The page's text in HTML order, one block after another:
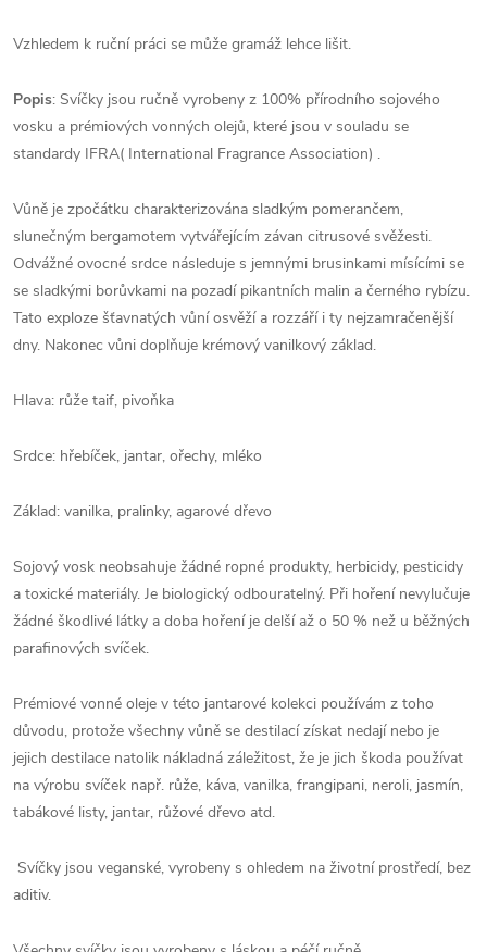
Vzhledem k ruční práci se může gramáž lehce lišit.
Popis: Svíčky jsou ručně vyrobeny z 100% přírodního sojového
vosku a prémiových vonných olejů, které jsou v souladu se
standardy IFRA( International Fragrance Association) .
Vůně je zpočátku charakterizována sladkým pomerančem,
slunečným bergamotem vytvářejícím závan citrusové svěžesti.
Odvážné ovocné srdce následuje s jemnými brusinkami mísícími se
se sladkými borůvkami na pozadí pikantních malin a černého rybízu.
Tato exploze šťavnatých vůní osvěží a rozzáří i ty nejzamračenější
dny. Nakonec vůni doplňuje krémový vanilkový základ.
Hlava: růže taif, pivoňka
Srdce: hřebíček, jantar, ořechy, mléko
Základ: vanilka, pralinky, agarové dřevo
Sojový vosk neobsahuje žádné ropné produkty, herbicidy, pesticidy
a toxické materiály. Je biologický odbouratelný. Při hoření nevylučuje
žádné škodlivé látky a doba hoření je delší až o 50 % než u běžných
parafinových svíček.
Prémiové vonné oleje v této jantarové kolekci používám z toho
důvodu, protože všechny vůně se destilací získat nedají nebo je
jejich destilace natolik nákladná záležitost, že je jich škoda používat
na výrobu svíček např. růže, káva, vanilka, frangipani, neroli, jasmín,
tabákové listy, jantar, růžové dřevo atd.
Svíčky jsou veganské, vyrobeny s ohledem na životní prostředí, bez
aditiv.